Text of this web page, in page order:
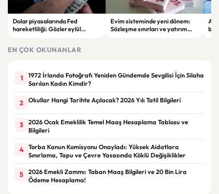
Dolar piyasalarında Fed
hareketliliği: Gözler eylül
Evim sisteminde yeni dönem:
Sözleşme sınırları ve yatırım
EN ÇOK OKUNANLAR
1
1972 İrlanda Fotoğrafı Yeniden Gündemde Sevgilisi İçin Silaha
Sarılan Kadın Kimdir?
2 Okullar Hangi Tarihte Açılacak? 2026 Yılı Tatil Bilgileri
3
2026 Ocak Emeklilik Temel Maaş Hesaplama Tablosu ve
Bilgileri
4
Torba Kanun Komisyonu Onayladı: Yüksek Aidatlara
Sınırlama, Tapu ve Çevre Yasasında Köklü Değişiklikler
5
2026 Emekli Zammı: Taban Maaş Bilgileri ve 20 Bin Lira
Ödeme Hesaplama!